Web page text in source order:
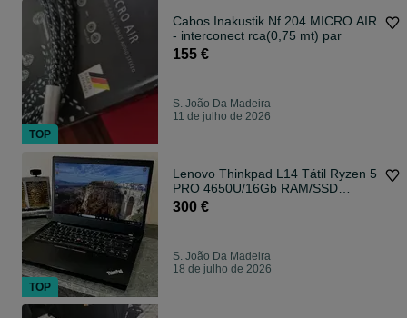
Cabos Inakustik Nf 204 MICRO AIR
- interconect rca(0,75 mt) par
155 €
S. João Da Madeira
11 de julho de 2026
Lenovo Thinkpad L14 Tátil Ryzen 5
PRO 4650U/16Gb RAM/SSD
256Gb/Gráfica 2Gb
300 €
S. João Da Madeira
18 de julho de 2026
TOP
TOP